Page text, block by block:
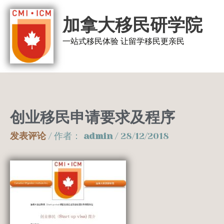
跳
加拿大移民研学院
一站式移民体验 让留学移民更亲民
创业移民申请要求及程序
发表评论 / 作者： admin / 28/12/2018